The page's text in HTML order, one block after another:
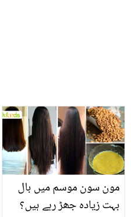
مون سون موسم میں بال
بہت زیادہ جھڑ رہے ہیں؟